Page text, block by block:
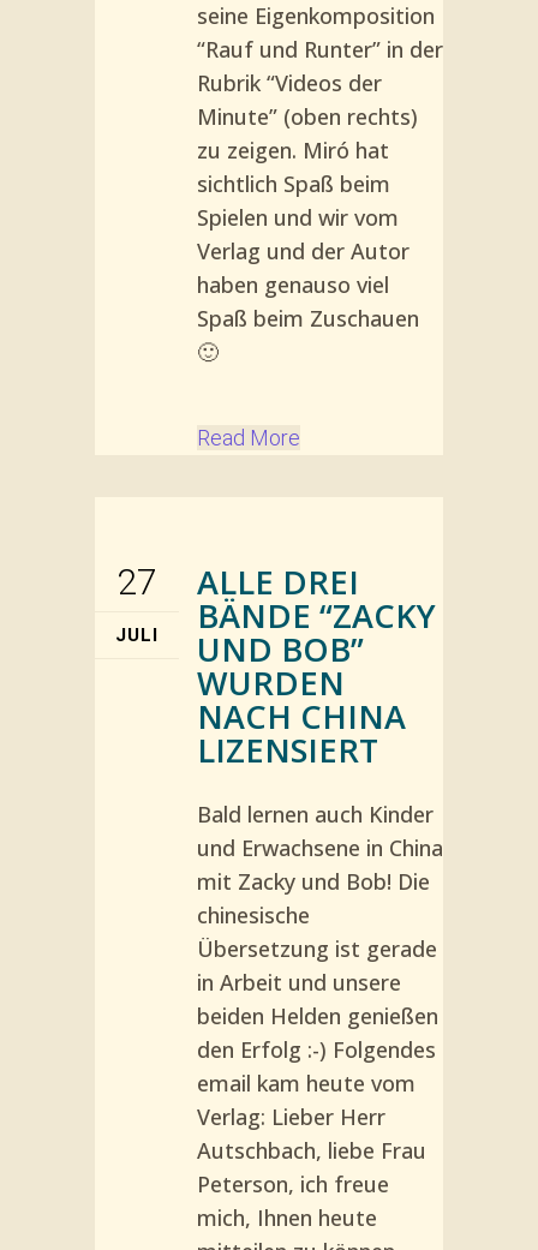
seine Eigenkomposition
“Rauf und Runter” in der
Rubrik “Videos der
Minute” (oben rechts)
zu zeigen. Miró hat
sichtlich Spaß beim
Spielen und wir vom
Verlag und der Autor
haben genauso viel
Spaß beim Zuschauen
🙂
Read More
27
JULI
ALLE DREI
BÄNDE “ZACKY
UND BOB”
WURDEN
NACH CHINA
LIZENSIERT
Bald lernen auch Kinder
und Erwachsene in China
mit Zacky und Bob! Die
chinesische
Übersetzung ist gerade
in Arbeit und unsere
beiden Helden genießen
den Erfolg :-) Folgendes
email kam heute vom
Verlag: Lieber Herr
Autschbach, liebe Frau
Peterson, ich freue
mich, Ihnen heute